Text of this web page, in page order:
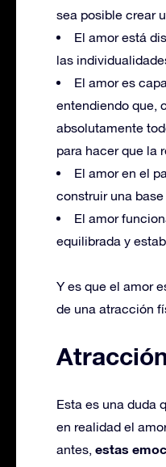
sea posible crear
El amor está
las
El amor es
entendiendo que,
absolutamente
para hacer que la
El amor en el
construir una
El amor
equilibrada y
Y es que el amor
de una atracción
Esta es una duda
en realidad el
antes, estas